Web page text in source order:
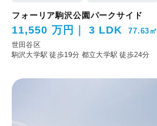
フォーリア駒沢公園パークサイド
11,550 万円 3 LDK 77.63㎡
世田谷区
駒沢大学駅 徒歩19分 都立大学駅 徒歩24分